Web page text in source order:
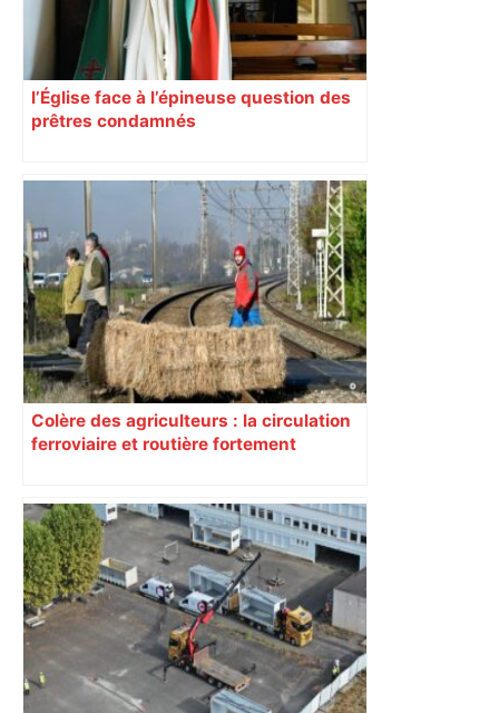
l’Église face à l’épineuse question des
prêtres condamnés
Colère des agriculteurs : la circulation
ferroviaire et routière fortement